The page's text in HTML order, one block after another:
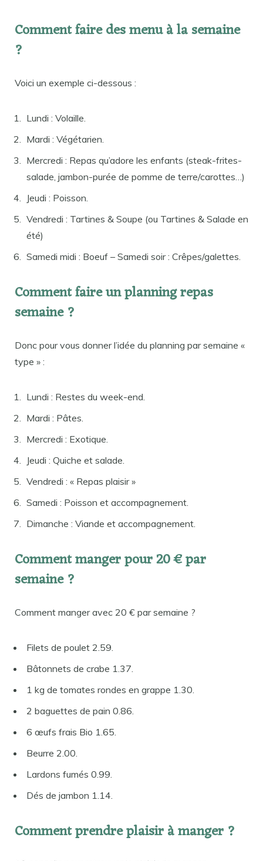
Comment faire des menu à la semaine
?
Voici un exemple ci-dessous :
Lundi : Volaille.
Mardi : Végétarien.
Mercredi : Repas qu’adore les enfants (steak-frites-
salade, jambon-purée de pomme de terre/carottes…)
Jeudi : Poisson.
Vendredi : Tartines & Soupe (ou Tartines & Salade en
été)
Samedi midi : Boeuf – Samedi soir : Crêpes/galettes.
Comment faire un planning repas
semaine ?
Donc pour vous donner l’idée du planning par semaine «
type » :
Lundi : Restes du week-end.
Mardi : Pâtes.
Mercredi : Exotique.
Jeudi : Quiche et salade.
Vendredi : « Repas plaisir »
Samedi : Poisson et accompagnement.
Dimanche : Viande et accompagnement.
Comment manger pour 20 € par
semaine ?
Comment manger avec 20 € par semaine ?
Filets de poulet 2.59.
Bâtonnets de crabe 1.37.
1 kg de tomates rondes en grappe 1.30.
2 baguettes de pain 0.86.
6 œufs frais Bio 1.65.
Beurre 2.00.
Lardons fumés 0.99.
Dés de jambon 1.14.
Comment prendre plaisir à manger ?